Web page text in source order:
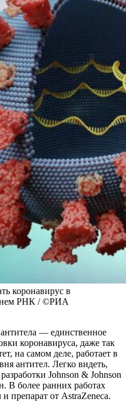
коронавирус в
нем РНК / ©РИА
— единственное
коронавируса, даже так
на самом деле, работает в
антител. Легко видеть,
Johnson & Johnson
В более ранних работах
препарат от AstraZeneca.